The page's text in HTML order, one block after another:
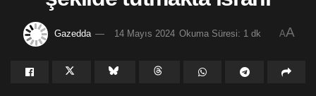
Gazedda 14 Mayıs 2024 Okuma Süresi: 1 dk AA